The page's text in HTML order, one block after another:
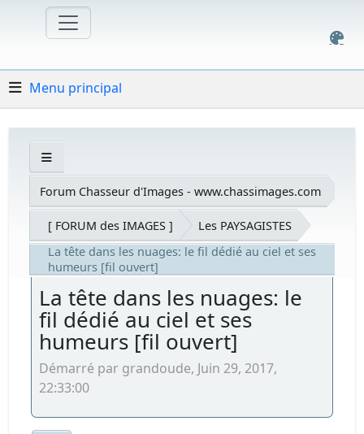
Menu principal
Forum Chasseur d'Images - www.chassimages.com
[ FORUM des IMAGES ]
Les PAYSAGISTES
La tête dans les nuages: le fil dédié au ciel et ses
humeurs [fil ouvert]
La tête dans les nuages: le
fil dédié au ciel et ses
humeurs [fil ouvert]
Démarré par grandoude, Juin 29, 2017,
22:33:00